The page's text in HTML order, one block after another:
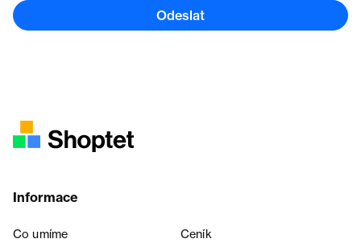
Odeslat
Informace
Co umíme
Ceník